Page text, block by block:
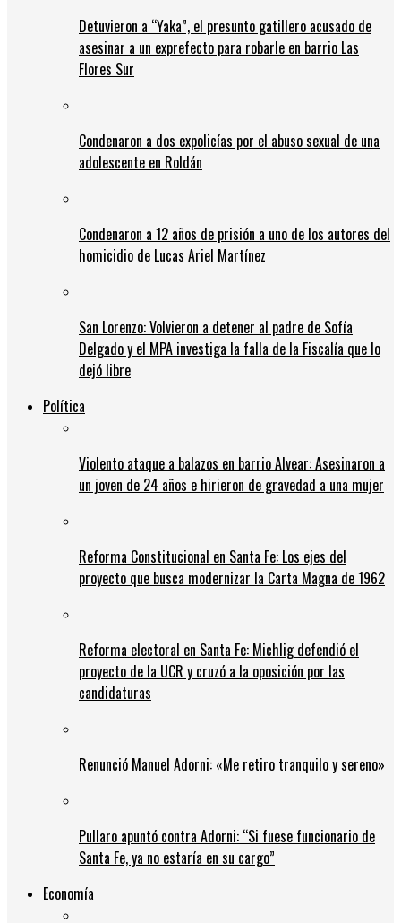
Detuvieron a “Yaka”, el presunto gatillero acusado de
asesinar a un exprefecto para robarle en barrio Las
Flores Sur
Condenaron a dos expolicías por el abuso sexual de una
adolescente en Roldán
Condenaron a 12 años de prisión a uno de los autores del
homicidio de Lucas Ariel Martínez
San Lorenzo: Volvieron a detener al padre de Sofía
Delgado y el MPA investiga la falla de la Fiscalía que lo
dejó libre
Política
Violento ataque a balazos en barrio Alvear: Asesinaron a
un joven de 24 años e hirieron de gravedad a una mujer
Reforma Constitucional en Santa Fe: Los ejes del
proyecto que busca modernizar la Carta Magna de 1962
Reforma electoral en Santa Fe: Michlig defendió el
proyecto de la UCR y cruzó a la oposición por las
candidaturas
Renunció Manuel Adorni: «Me retiro tranquilo y sereno»
Pullaro apuntó contra Adorni: “Si fuese funcionario de
Santa Fe, ya no estaría en su cargo”
Economía